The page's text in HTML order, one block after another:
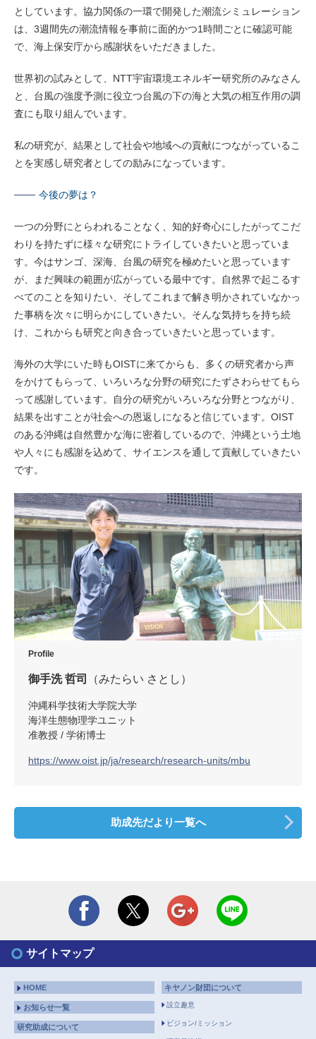
としています。協力関係の一環で開発した潮流シミュレーション
は、3週間先の潮流情報を事前に面的かつ1時間ごとに確認可能
で、海上保安庁から感謝状をいただきました。
世界初の試みとして、NTT宇宙環境エネルギー研究所のみなさん
と、台風の強度予測に役立つ台風の下の海と大気の相互作用の調
査にも取り組んでいます。
私の研究が、結果として社会や地域への貢献につながっているこ
とを実感し研究者としての励みになっています。
今後の夢は？
一つの分野にとらわれることなく、知的好奇心にしたがってこだ
わりを持たずに様々な研究にトライしていきたいと思っていま
す。今はサンゴ、深海、台風の研究を極めたいと思っています
が、まだ興味の範囲が広がっている最中です。自然界で起こるす
べてのことを知りたい、そしてこれまで解き明かされていなかっ
た事柄を次々に明らかにしていきたい。そんな気持ちを持ち続
け、これからも研究と向き合っていきたいと思っています。
海外の大学にいた時もOISTに来てからも、多くの研究者から声
をかけてもらって、いろいろな分野の研究にたずさわらせてもら
って感謝しています。自分の研究がいろいろな分野とつながり、
結果を出すことが社会への恩返しになると信じています。OIST
のある沖縄は自然豊かな海に密着しているので、沖縄という土地
や人々にも感謝を込めて、サイエンスを通して貢献していきたい
です。
Profile
御手洗 哲司 （みたらい さとし）
沖縄科学技術大学院大学
海洋生態物理学ユニット
准教授 / 学術博士
https://www.oist.jp/ja/research/research-units/mbu
助成先だより一覧へ
サイトマップ
HOME
お知らせ一覧
研究助成について
キヤノン財団について
設立趣意
ビジョン/ミッション